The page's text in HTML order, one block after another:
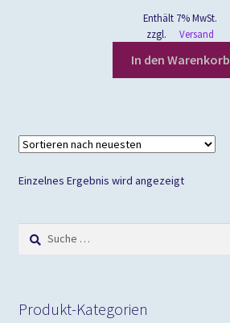
Enthält 7% MwSt.
zzgl.
Versand
In den Warenkorb
Einzelnes Ergebnis wird angezeigt
Suche
nach:
Produkt-Kategorien